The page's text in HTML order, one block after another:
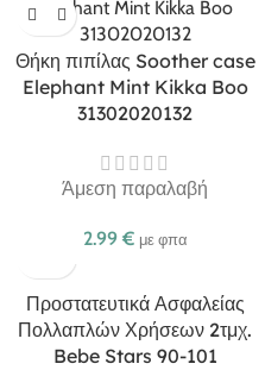
Θήκη πιπίλας Soother case
Elephant Mint Kikka Boo
31302020132
Άμεση παραλαβή
2.99 € με φπα
Προστατευτικά Ασφαλείας
Πολλαπλών Χρήσεων 2τμχ.
Bebe Stars 90-101